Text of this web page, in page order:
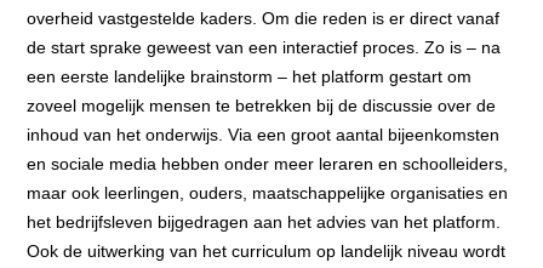
overheid vastgestelde kaders. Om die reden is er direct vanaf
de start sprake geweest van een interactief proces. Zo is – na
een eerste landelijke brainstorm – het platform gestart om
zoveel mogelijk mensen te betrekken bij de discussie over de
inhoud van het onderwijs. Via een groot aantal bijeenkomsten
en sociale media hebben onder meer leraren en schoolleiders,
maar ook leerlingen, ouders, maatschappelijke organisaties en
het bedrijfsleven bijgedragen aan het advies van het platform.
Ook de uitwerking van het curriculum op landelijk niveau wordt